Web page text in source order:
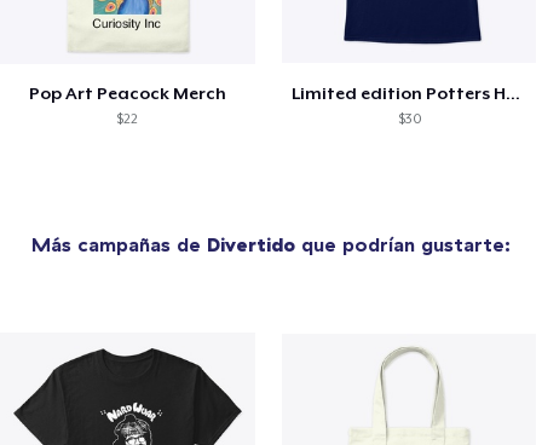
Pop Art Peacock Merch
$22
Limited edition Potters House Shirts!
$30
Más campañas de Divertido que podrían gustarte: